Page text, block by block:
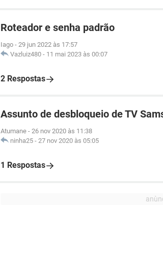
Roteador e senha padrão
Iago - 29 jun 2022 às 17:57
Vazluiz480 - 11 mai 2023 às 00:07
2 Respostas
Assunto de desbloqueio de TV
Atumane - 26 nov 2020 às 11:38
ninha25 - 27 nov 2020 às 05:05
1 Respostas